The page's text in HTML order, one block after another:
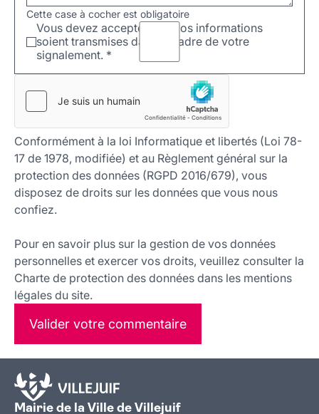
Cette case à cocher est obligatoire
Vous devez accepter que vos informations
soient transmises dans le cadre de votre
signalement. *
Conformément à la loi Informatique et libertés (Loi 78-
17 de 1978, modifiée) et au Règlement général sur la
protection des données (RGPD 2016/679), vous
disposez de droits sur les données que vous nous
confiez.
Pour en savoir plus sur la gestion de vos données
personnelles et exercer vos droits, veuillez consulter la
Charte de protection des données dans les mentions
légales du site.
Valider votre commentaire
Mairie de la Ville de Villejuif